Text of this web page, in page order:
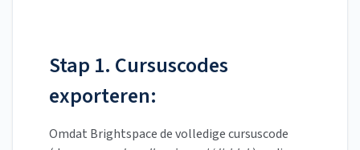
Stap 1. Cursuscodes
exporteren:
Omdat Brightspace de volledige cursuscode